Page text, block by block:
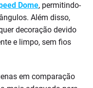
Dome, permitindo-
Além disso,
decoração devido
e limpo, sem fios
em comparação